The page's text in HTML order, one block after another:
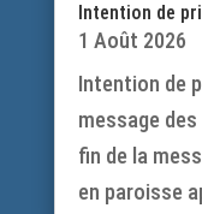
Intention de
1 Août 2026
Intention de
message
fin de la
en paroisse